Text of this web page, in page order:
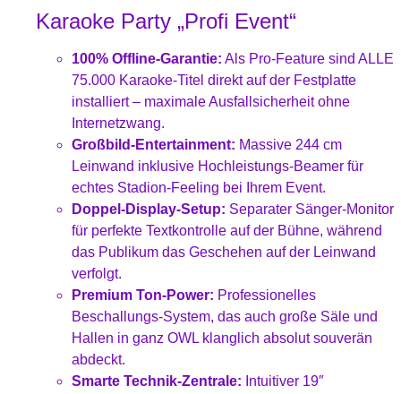
Karaoke Party „Profi Event“
100% Offline-Garantie: Als Pro-Feature sind ALLE
75.000 Karaoke-Titel direkt auf der Festplatte
installiert – maximale Ausfallsicherheit ohne
Internetzwang.
Großbild-Entertainment: Massive 244 cm
Leinwand inklusive Hochleistungs-Beamer für
echtes Stadion-Feeling bei Ihrem Event.
Doppel-Display-Setup: Separater Sänger-Monitor
für perfekte Textkontrolle auf der Bühne, während
das Publikum das Geschehen auf der Leinwand
verfolgt.
Premium Ton-Power: Professionelles
Beschallungs-System, das auch große Säle und
Hallen in ganz OWL klanglich absolut souverän
abdeckt.
Smarte Technik-Zentrale: Intuitiver 19″